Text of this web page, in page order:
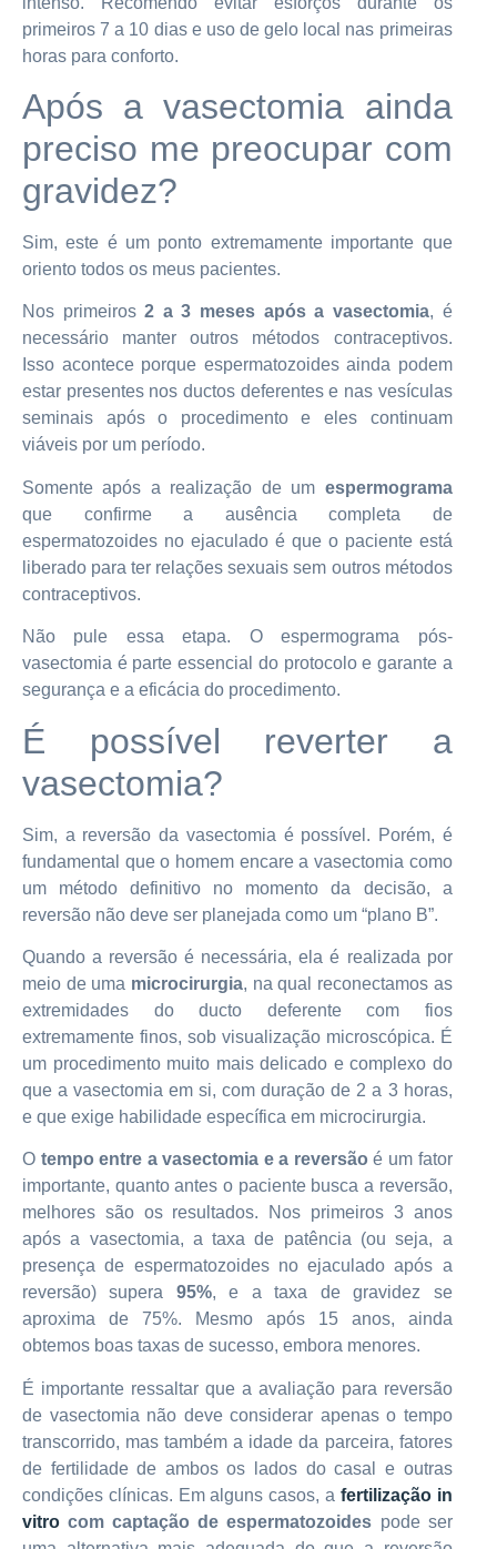
primeiros 7 a 10 dias e uso de gelo local nas primeiras
horas para conforto.
Após a vasectomia ainda
preciso me preocupar com
gravidez?
Sim, este é um ponto extremamente importante que
oriento todos os meus pacientes.
Nos primeiros2 a 3 meses após a vasectomia, é
necessário manter outros métodos contraceptivos.
Isso acontece porque espermatozoides ainda podem
estar presentes nos ductos deferentes e nas vesículas
seminais após o procedimento e eles continuam
viáveis por um período.
Somente após a realização de um espermograma
que confirme a ausência completa de
espermatozoides no ejaculado é que o paciente está
liberado para ter relações sexuais sem outros métodos
contraceptivos.
Não pule essa etapa. O espermograma pós-
vasectomia é parte essencial do protocolo e garante a
segurança e a eficácia do procedimento.
É possível reverter a
vasectomia?
Sim, a reversão da vasectomia é possível. Porém, é
fundamental que o homem encare a vasectomia como
um método definitivo no momento da decisão, a
reversão não deve ser planejada como um “plano B”.
Quando a reversão é necessária, ela é realizada por
meio de uma microcirurgia, na qual reconectamos as
extremidades do ducto deferente com fios
extremamente finos, sob visualização microscópica. É
um procedimento muito mais delicado e complexo do
que a vasectomia em si, com duração de 2 a 3 horas,
e que exige habilidade específica em microcirurgia.
O tempo entre a vasectomia e a reversão é um fator
importante, quanto antes o paciente busca a reversão,
melhores são os resultados. Nos primeiros 3 anos
após a vasectomia, a taxa de patência (ou seja, a
presença de espermatozoides no ejaculado após a
reversão) supera 95%, e a taxa de gravidez se
aproxima de 75%. Mesmo após 15 anos, ainda
obtemos boas taxas de sucesso, embora menores.
É importante ressaltar que a avaliação para reversão
de vasectomia não deve considerar apenas o tempo
transcorrido, mas também a idade da parceira, fatores
de fertilidade de ambos os lados do casal e outras
condições clínicas. Em alguns casos, a fertilização in
vitro com captação de espermatozoides pode ser